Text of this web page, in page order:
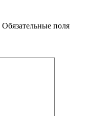
Обязательные поля